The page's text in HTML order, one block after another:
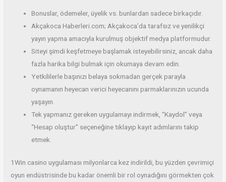
Bonuslar, ödemeler, üyelik vs. bunlardan sadece birkaçıdır.
Akçakoca Haberleri.com; Akçakoca’da tarafsız ve yenilikçi
yayın yapma amacıyla kurulmuş objektif medya platformudur.
Siteyi şimdi keşfetmeye başlamak isteyebilirsiniz, ancak daha
fazla harika bilgi bulmak için okumaya devam edin.
Yetkililerle başınızı belaya sokmadan gerçek parayla
oynamanın heyecan verici heyecanını parmaklarınızın ucunda
yaşayın.
Tek yapmanız gereken uygulamayı indirmek, “Kaydol” veya
“Hesap oluştur” seçeneğine tıklayıp kayıt adımlarını takip
etmek.
1Win casino uygulaması milyonlarca kez indirildi, bu yüzden çevrimiçi
oyun endüstrisinde bu kadar önemli bir rol oynadığını görmekten çok